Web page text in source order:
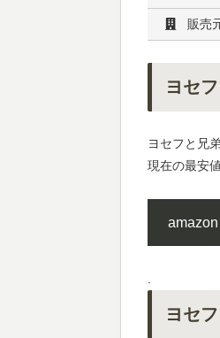
販売
ヨセ
ヨセフと兄
現在の最安
amazon
.
ヨセ